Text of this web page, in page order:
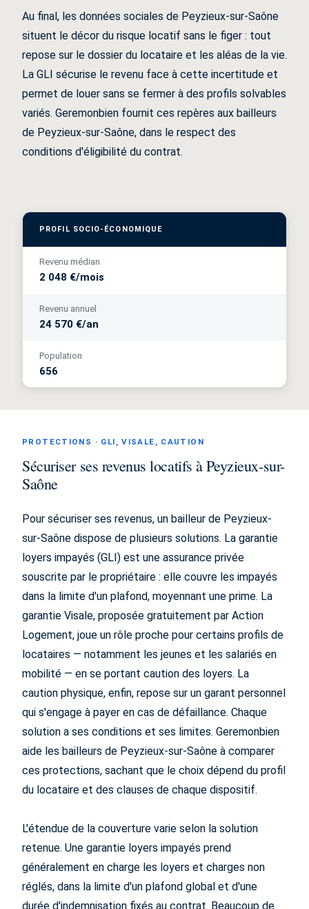
Au final, les données sociales de Peyzieux-sur-Saône
situent le décor du risque locatif sans le figer : tout
repose sur le dossier du locataire et les aléas de la vie.
La GLI sécurise le revenu face à cette incertitude et
permet de louer sans se fermer à des profils solvables
variés. Geremonbien fournit ces repères aux bailleurs
de Peyzieux-sur-Saône, dans le respect des
conditions d'éligibilité du contrat.
PROFIL SOCIO-ÉCONOMIQUE
Revenu médian
2 048 €/mois
Revenu annuel
24 570 €/an
Population
656
PROTECTIONS · GLI, VISALE, CAUTION
Sécuriser ses revenus locatifs à Peyzieux-sur-
Saône
Pour sécuriser ses revenus, un bailleur de Peyzieux-
sur-Saône dispose de plusieurs solutions. La garantie
loyers impayés (GLI) est une assurance privée
souscrite par le propriétaire : elle couvre les impayés
dans la limite d'un plafond, moyennant une prime. La
garantie Visale, proposée gratuitement par Action
Logement, joue un rôle proche pour certains profils de
locataires — notamment les jeunes et les salariés en
mobilité — en se portant caution des loyers. La
caution physique, enfin, repose sur un garant personnel
qui s'engage à payer en cas de défaillance. Chaque
solution a ses conditions et ses limites. Geremonbien
aide les bailleurs de Peyzieux-sur-Saône à comparer
ces protections, sachant que le choix dépend du profil
du locataire et des clauses de chaque dispositif.
L'étendue de la couverture varie selon la solution
retenue. Une garantie loyers impayés prend
généralement en charge les loyers et charges non
réglés, dans la limite d'un plafond global et d'une
durée d'indemnisation fixés au contrat. Beaucoup de